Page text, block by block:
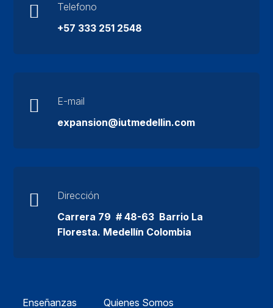

Telefono
+57 333 251 2548

E-mail
expansion@iutmedellin.com

Dirección
Carrera 79 # 48-63 Barrio La
Floresta. Medellín Colombia
Enseñanzas Quienes Somos